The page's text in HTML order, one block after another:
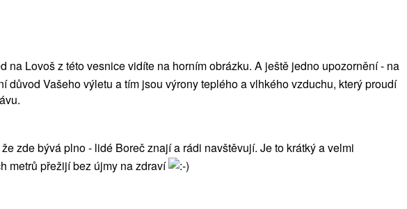
Lovoš z této vesnice vidíte na horním obrázku. A ještě jedno upozornění - na
Vašeho výletu a tím jsou výrony teplého a vlhkého vzduchu, který proudí
zde bývá plno - lidé Boreč znají a rádi navštěvují. Je to krátký a velmi
metrů přežijí bez újmy na zdraví